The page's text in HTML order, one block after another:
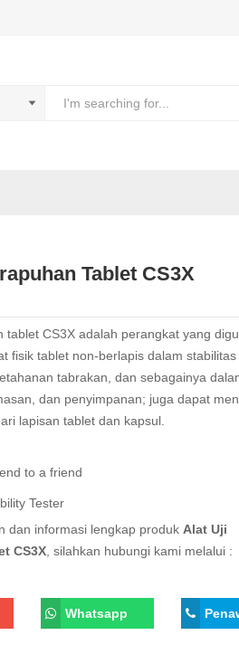
Tablet CS3X
tablet CS3X adalah perangkat yang
fisik tablet non-berlapis dalam
tabrakan, dan sebagainya
dan penyimpanan; juga dapat
lapisan tablet dan kapsul.
to a friend
Tester
dan informasi lengkap produk Alat Uji
CS3X , silahkan hubungi kami melalui :
Whatsapp